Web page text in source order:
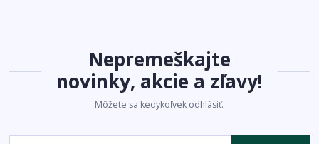
Nepremeškajte
novinky, akcie a zľavy!
Môžete sa kedykoľvek odhlásiť.